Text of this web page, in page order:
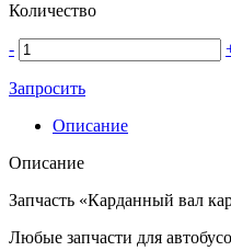
Количество
-
Запросить
Описание
Описание
Запчасть «Карданный вал
Любые запчасти для